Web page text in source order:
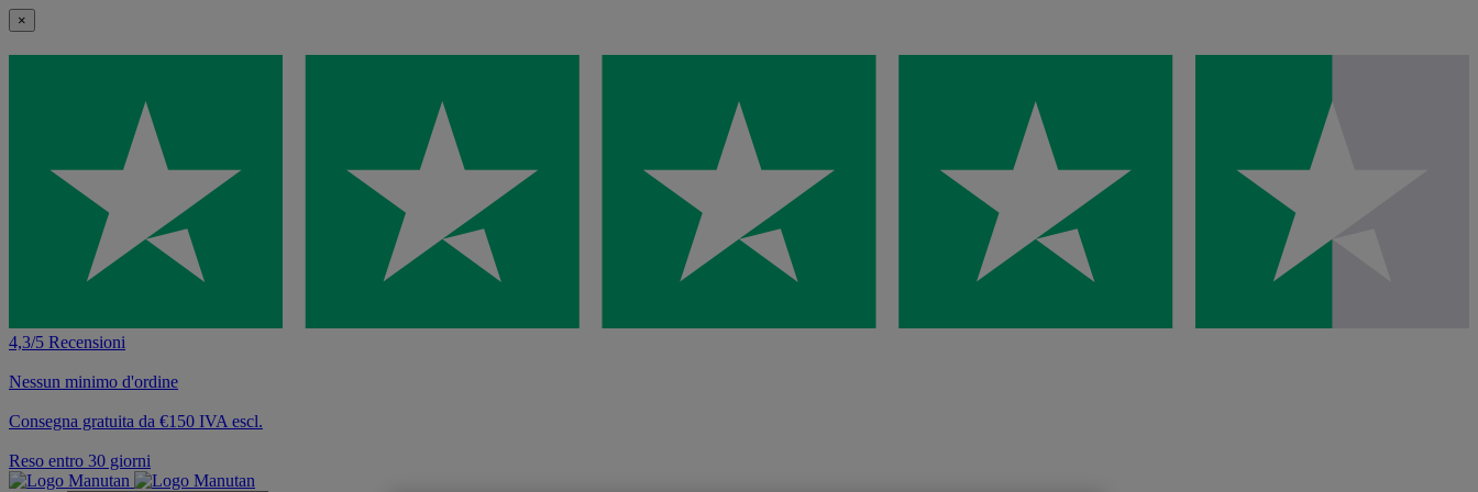
×
4,3/5 Recensioni
Nessun minimo d'ordine
Consegna gratuita da €150 IVA escl.
Reso entro 30 giorni